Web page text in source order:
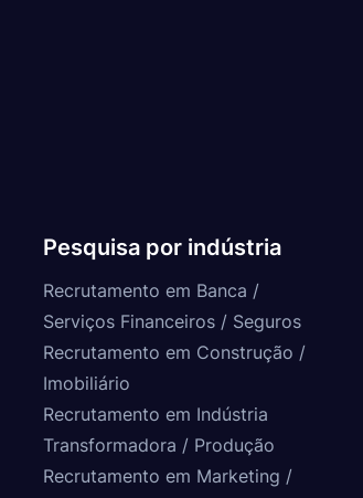
Pesquisa por indústria
Recrutamento em Banca /
Serviços Financeiros / Seguros
Recrutamento em Construção /
Imobiliário
Recrutamento em Indústria
Transformadora / Produção
Recrutamento em Marketing /